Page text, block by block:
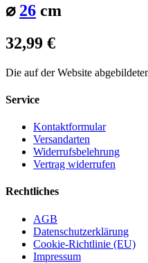
⌀ 26 cm
32,99 €
Die auf der Website
Service
Kontaktformular
Versandarten
Widerrufsbelehrung
Vertrag widerrufen
Rechtliches
AGB
Datenschutzerklärung
Cookie-Richtlinie (EU)
Impressum